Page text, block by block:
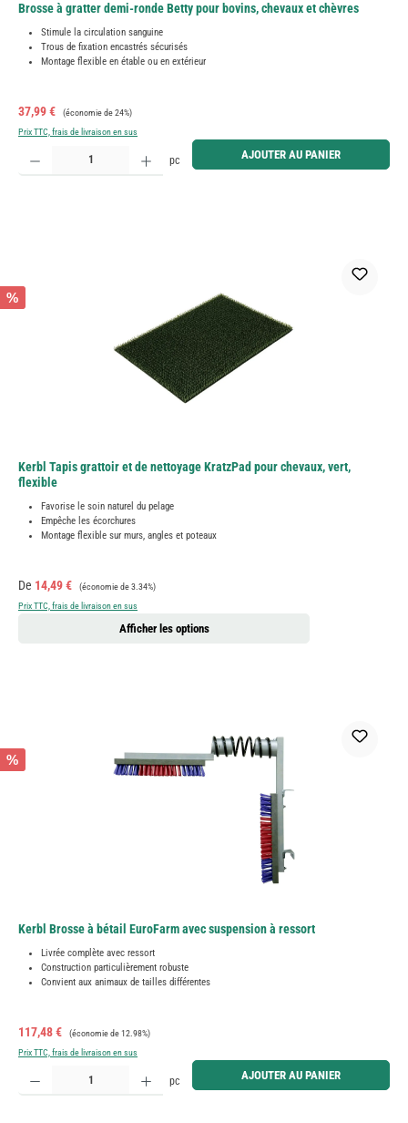
Brosse à gratter demi-ronde Betty pour bovins, chevaux et chèvres
Stimule la circulation sanguine
Trous de fixation encastrés sécurisés
Montage flexible en étable ou en extérieur
Prix de vente :
37,99 € Prix régulier :
(économie de 24%)
Prix TTC, frais de livraison en sus
Quantité de produit : Entrez la quantité souhaitée ou utilisez les boutons pour augmenter ou
pc AJOUTER AU PANIER
%
Kerbl Tapis grattoir et de nettoyage KratzPad pour chevaux, vert,
flexible
Favorise le soin naturel du pelage
Empêche les écorchures
Montage flexible sur murs, angles et poteaux
Prix de vente :
De 14,49 € Prix régulier :
(économie de 3.34%)
Prix TTC, frais de livraison en sus
Afficher les options
%
Kerbl Brosse à bétail EuroFarm avec suspension à ressort
Livrée complète avec ressort
Construction particulièrement robuste
Convient aux animaux de tailles différentes
Prix de vente :
117,48 € Prix régulier :
(économie de 12.98%)
Prix TTC, frais de livraison en sus
Quantité de produit : Entrez la quantité souhaitée ou utilisez les boutons pour augmenter ou
pc AJOUTER AU PANIER